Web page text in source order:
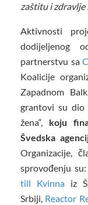
zaštitu i zdravlje
Aktivnosti
dodijeljenog
partnerstvu sa
Koalicije
Zapadnom
grantovi su dio
žena“, koju
Švedska
Organizacije,
sprovođenju su:
till Kvinna iz
Srbiji, Reactor